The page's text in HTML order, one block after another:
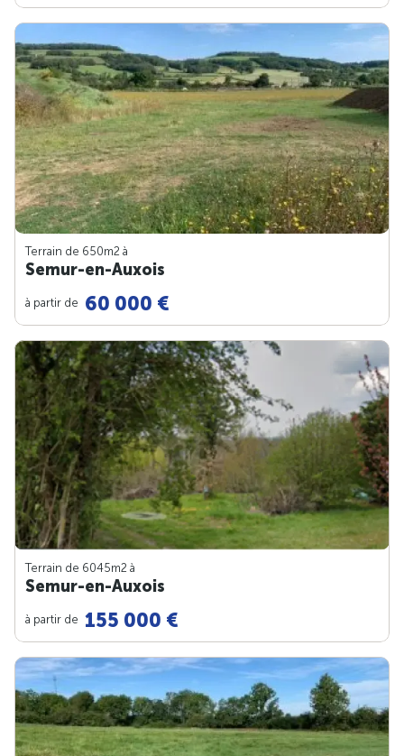
Terrain de 650m2 à
Semur-en-Auxois
à partir de 60 000 €
Terrain de 6045m2 à
Semur-en-Auxois
à partir de 155 000 €